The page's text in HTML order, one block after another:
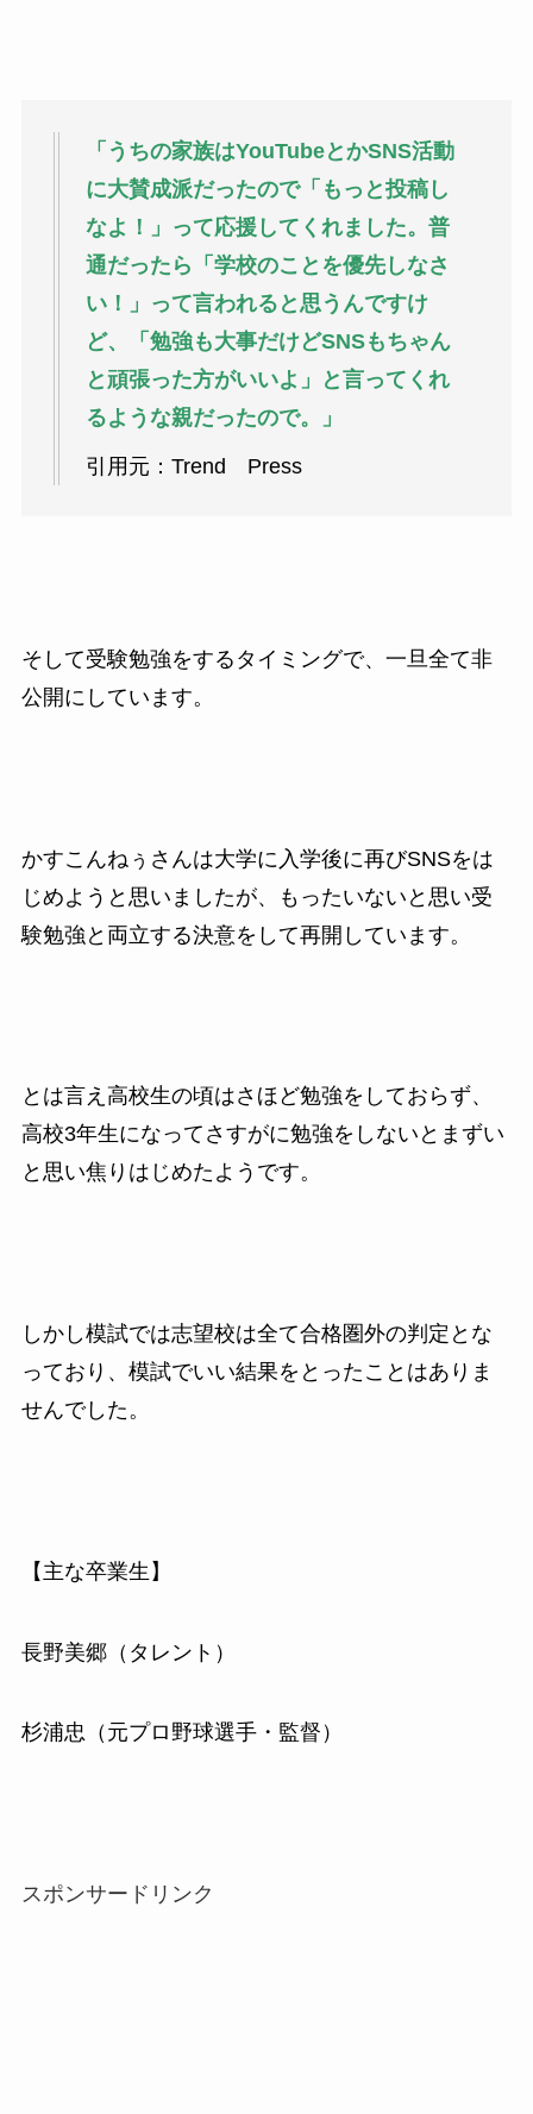
「うちの家族はYouTubeとかSNS活動
に大賛成派だったので「もっと投稿し
なよ！」って応援してくれました。普
通だったら「学校のことを優先しなさ
い！」って言われると思うんですけ
ど、「勉強も大事だけどSNSもちゃん
と頑張った方がいいよ」と言ってくれ
るような親だったので。」
引用元：Trend Press
そして受験勉強をするタイミングで、一旦全て非
公開にしています。
かすこんねぅさんは大学に入学後に再びSNSをは
じめようと思いましたが、もったいないと思い受
験勉強と両立する決意をして再開しています。
とは言え高校生の頃はさほど勉強をしておらず、
高校3年生になってさすがに勉強をしないとまずい
と思い焦りはじめたようです。
しかし模試では志望校は全て合格圏外の判定とな
っており、模試でいい結果をとったことはありま
せんでした。
【主な卒業生】
長野美郷（タレント）
杉浦忠（元プロ野球選手・監督）
スポンサードリンク